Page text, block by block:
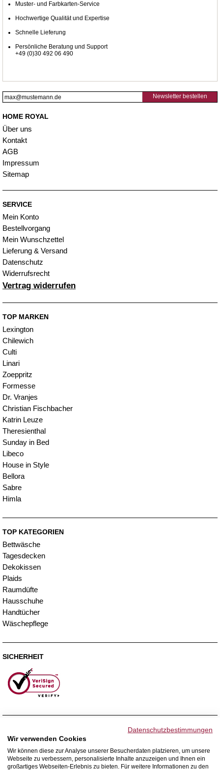
Muster- und Farbkarten-Service
Hochwertige Qualität und Expertise
Schnelle Lieferung
Persönliche Beratung und Support
+49 (0)30 492 06 490
Newsletter bestellen
HOME ROYAL
Über uns
Kontakt
AGB
Impressum
Sitemap
SERVICE
Mein Konto
Bestellvorgang
Mein Wunschzettel
Lieferung & Versand
Datenschutz
Widerrufsrecht
Vertrag widerrufen
TOP MARKEN
Lexington
Chilewich
Culti
Linari
Zoeppritz
Formesse
Dr. Vranjes
Christian Fischbacher
Katrin Leuze
Theresienthal
Sunday in Bed
Libeco
House in Style
Bellora
Sabre
Himla
TOP KATEGORIEN
Bettwäsche
Tagesdecken
Dekokissen
Plaids
Raumdüfte
Hausschuhe
Handtücher
Wäschepflege
SICHERHEIT
WIR VERSENDEN MIT
Datenschutzbestimmungen
Wir verwenden Cookies
Wir können diese zur Analyse unserer Besucherdaten platzieren, um unsere
Webseite zu verbessern, personalisierte Inhalte anzuzeigen und Ihnen ein
großartiges Webseiten-Erlebnis zu bieten. Für weitere Informationen zu den